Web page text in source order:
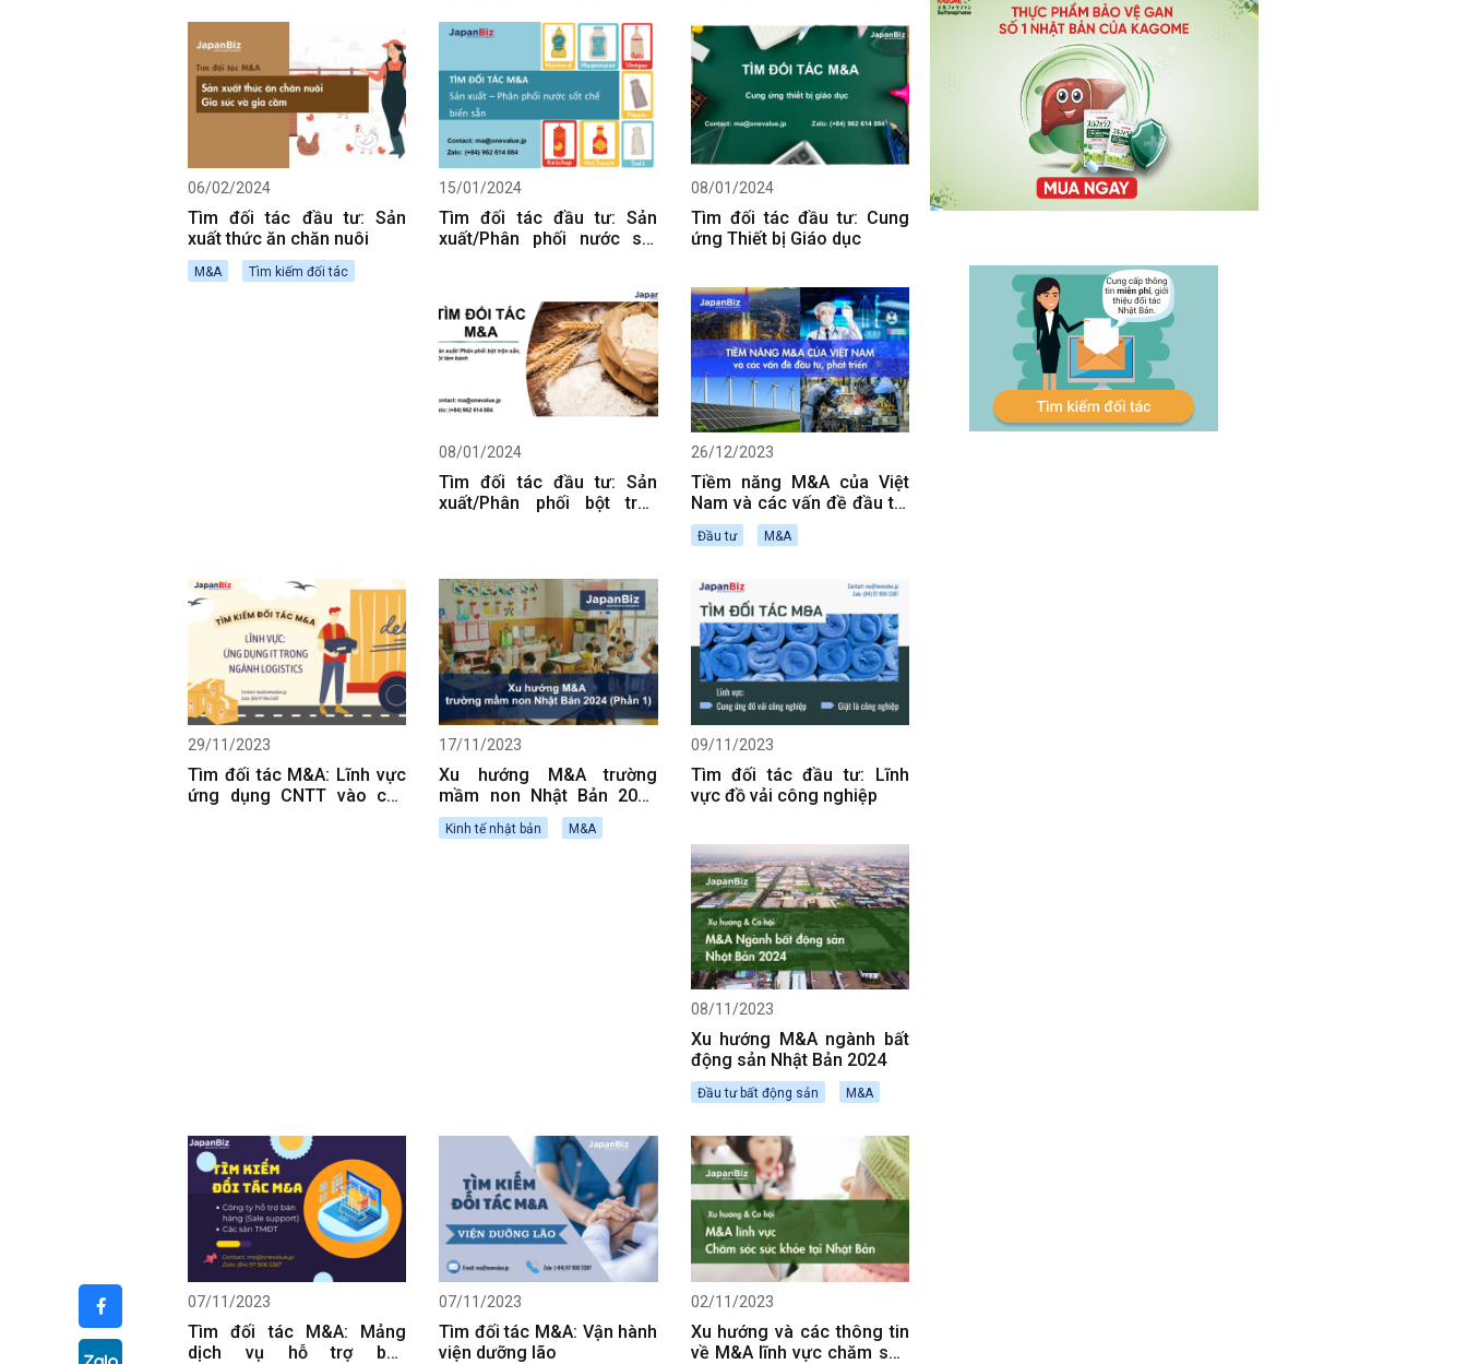
AEON ENTERTAINMENT
06/02/2024
Tìm đối tác đầu tư: Sản
xuất thức ăn chăn nuôi
M&A Tìm kiếm đối tác
15/01/2024
Tìm đối tác đầu tư: Sản
xuất/Phân phối nước sốt
08/01/2024
Tìm đối tác đầu tư: Cung
ứng Thiết bị Giáo dục
08/01/2024
Tìm đối tác đầu tư: Sản
xuất/Phân phối bột trộn
26/12/2023
Tiềm năng M&A của Việt
Nam và các vấn đề đầu tư,
phát triển
Đầu tư M&A
29/11/2023
Tìm đối tác M&A: Lĩnh vực
ứng dụng CNTT vào các
17/11/2023
Xu hướng M&A trường
mầm non Nhật Bản 2024
(Phần 1)
Kinh tế nhật bản M&A
09/11/2023
Tìm đối tác đầu tư: Lĩnh
vực đồ vải công nghiệp
08/11/2023
Xu hướng M&A ngành bất
động sản Nhật Bản 2024
Đầu tư bất động sản M&A
07/11/2023
Tìm đối tác M&A: Mảng
dịch vụ hỗ trợ bán
07/11/2023
Tìm đối tác M&A: Vận hành
viện dưỡng lão
02/11/2023
Xu hướng và các thông tin
về M&A lĩnh vực chăm sóc